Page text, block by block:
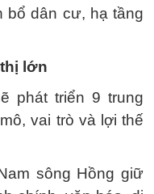
bổ dân cư, hạ tầng
lớn
phát triển 9 trung
vai trò và lợi thế
sông Hồng giữ